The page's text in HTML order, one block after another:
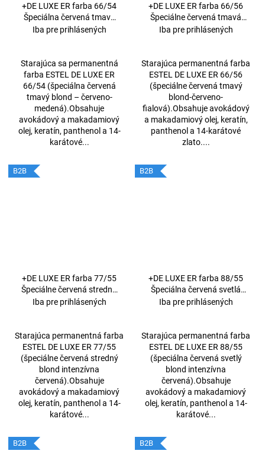
+DE LUXE ER farba 66/54
Špeciálna červená tmavá
blond-červeno-medená
Iba pre prihlásených
Starajúca sa permanentná
farba ESTEL DE LUXE ER
66/54 (špeciálna červená
tmavý blond – červeno-
medená).Obsahuje
avokádový a makadamiový
olej, keratín, panthenol a 14-
karátové...
+DE LUXE ER farba 66/56
Špeciálne červená tmavá
blond-červeno-fialová 60ml
Iba pre prihlásených
Starajúca permanentná farba
ESTEL DE LUXE ER 66/56
(špeciálne červená tmavý
blond-červeno-
fialová).Obsahuje avokádový
a makadamiový olej, keratín,
panthenol a 14-karátové
zlato....
B2B
+DE LUXE ER farba 77/55
Špeciálne červená stredná
blond intenzívna červená
Iba pre prihlásených
Starajúca permanentná farba
ESTEL DE LUXE ER 77/55
(špeciálne červená stredný
blond intenzívna
červená).Obsahuje
avokádový a makadamiový
olej, keratín, panthenol a 14-
karátové...
B2B
+DE LUXE ER farba 88/55
Špeciálna červená svetlá
blond intenzívna červená
Iba pre prihlásených
Starajúca permanentná farba
ESTEL DE LUXE ER 88/55
(špeciálna červená svetlý
blond intenzívna
červená).Obsahuje
avokádový a makadamiový
olej, keratín, panthenol a 14-
karátové...
B2B B2B